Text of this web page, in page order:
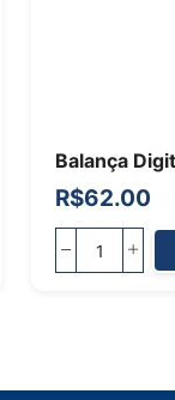
Balança
R$62.00